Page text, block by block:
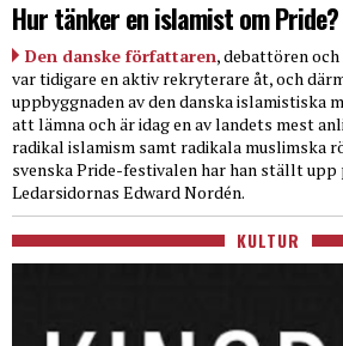
Hur tänker en islamist om Pride?
Den danske författaren, debattören
var tidigare en aktiv rekryterare åt, och
uppbyggnaden av den danska islamistiska
att lämna och är idag en av landets mest
radikal islamism samt radikala muslimska
svenska Pride-festivalen har han ställt upp
Ledarsidornas Edward Nordén.
KULTUR